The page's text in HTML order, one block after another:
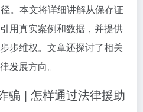
。本文将详细讲解从保存证
用真实案例和数据，并提供
步维权。文章还探讨了相关
发展方向。
骗 | 怎样通过法律援助